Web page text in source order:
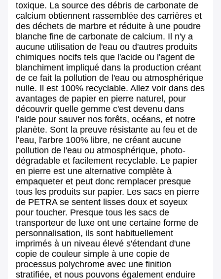
toxique. La source des débris de carbonate de
calcium obtiennent rassemblée des carrières et
des déchets de marbre et réduite à une poudre
blanche fine de carbonate de calcium. Il n'y a
aucune utilisation de l'eau ou d'autres produits
chimiques nocifs tels que l'acide ou l'agent de
blanchiment impliqué dans la production créant
de ce fait la pollution de l'eau ou atmosphérique
nulle. Il est 100% recyclable. Allez voir dans des
avantages de papier en pierre naturel, pour
découvrir quelle gemme c'est devenu dans
l'aide pour sauver nos forêts, océans, et notre
planète. Sont la preuve résistante au feu et de
l'eau, l'arbre 100% libre, ne créant aucune
pollution de l'eau ou atmosphérique, photo-
dégradable et facilement recyclable. Le papier
en pierre est une alternative complète à
empaqueter et peut donc remplacer presque
tous les produits sur papier. Les sacs en pierre
de PETRA se sentent lisses doux et soyeux
pour toucher. Presque tous les sacs de
transporteur de luxe ont une certaine forme de
personnalisation, ils sont habituellement
imprimés à un niveau élevé s'étendant d'une
copie de couleur simple à une copie de
processus polychrome avec une finition
stratifiée, et nous pouvons également enduire